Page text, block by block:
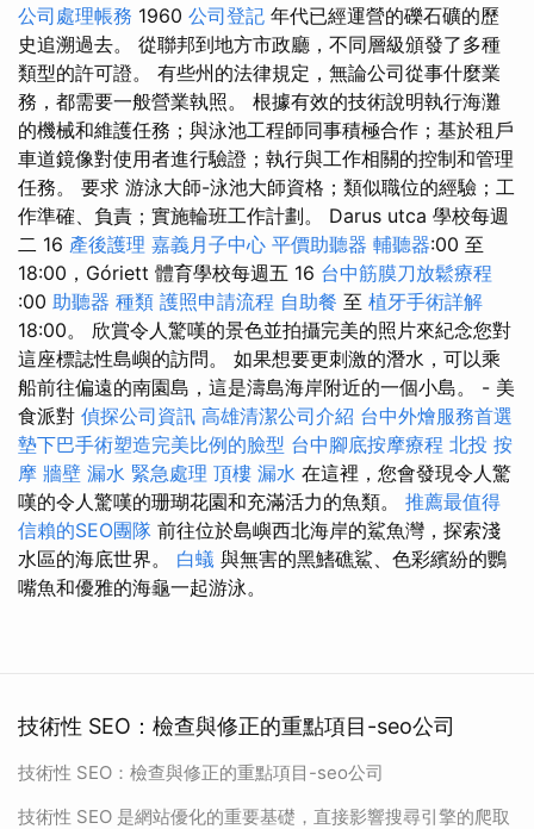
公司處理帳務 1960 公司登記 年代已經運營的礫石礦的歷
史追溯過去。 從聯邦到地方市政廳，不同層級頒發了多種
類型的許可證。 有些州的法律規定，無論公司從事什麼業
務，都需要一般營業執照。 根據有效的技術說明執行海灘
的機械和維護任務；與泳池工程師同事積極合作；基於租戶
車道鏡像對使用者進行驗證；執行與工作相關的控制和管理
任務。 要求 游泳大師-泳池大師資格；類似職位的經驗；工
作準確、負責；實施輪班工作計劃。 Darus utca 學校每週
二 16 產後護理 嘉義月子中心 平價助聽器 輔聽器:00 至
18:00，Góriett 體育學校每週五 16 台中筋膜刀放鬆療程
:00 助聽器 種類 護照申請流程 自助餐 至 植牙手術詳解
18:00。 欣賞令人驚嘆的景色並拍攝完美的照片來紀念您對
這座標誌性島嶼的訪問。 如果想要更刺激的潛水，可以乘
船前往偏遠的南園島，這是濤島海岸附近的一個小島。 - 美
食派對 偵探公司資訊 高雄清潔公司介紹 台中外燴服務首選
墊下巴手術塑造完美比例的臉型 台中腳底按摩療程 北投 按
摩 牆壁 漏水 緊急處理 頂樓 漏水 在這裡，您會發現令人驚
嘆的令人驚嘆的珊瑚花園和充滿活力的魚類。 推薦最值得
信賴的SEO團隊 前往位於島嶼西北海岸的鯊魚灣，探索淺
水區的海底世界。 白蟻 與無害的黑鰭礁鯊、色彩繽紛的鸚
嘴魚和優雅的海龜一起游泳。
技術性 SEO：檢查與修正的重點項目-seo公司
技術性 SEO：檢查與修正的重點項目-seo公司
技術性 SEO 是網站優化的重要基礎，直接影響搜尋引擎的爬取